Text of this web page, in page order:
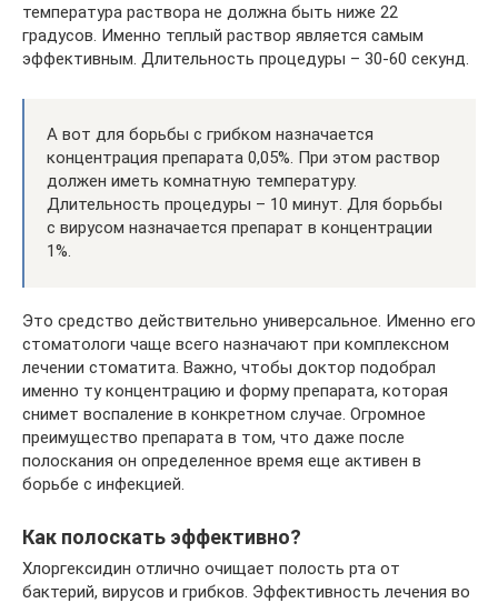
температура раствора не должна быть ниже 22
градусов. Именно теплый раствор является самым
эффективным. Длительность процедуры – 30-60 секунд.
А вот для борьбы с грибком назначается
концентрация препарата 0,05%. При этом раствор
должен иметь комнатную температуру.
Длительность процедуры – 10 минут. Для борьбы
с вирусом назначается препарат в концентрации
1%.
Это средство действительно универсальное. Именно его
стоматологи чаще всего назначают при комплексном
лечении стоматита. Важно, чтобы доктор подобрал
именно ту концентрацию и форму препарата, которая
снимет воспаление в конкретном случае. Огромное
преимущество препарата в том, что даже после
полоскания он определенное время еще активен в
борьбе с инфекцией.
Как полоскать эффективно?
Хлоргексидин отлично очищает полость рта от
бактерий, вирусов и грибков. Эффективность лечения во